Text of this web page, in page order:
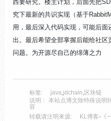
西要研究。楼主计划，后面先把
究下最新的共识实现（基于
用，最后深入代码实现，可能后
出。最后希望全部掌握后能给社
问题。为开源尽自己的绵薄之力
标签: java,jdchain,区块链
说明： 本站点博文除特殊说明
容
转载请注明来源:
KL博客- 《